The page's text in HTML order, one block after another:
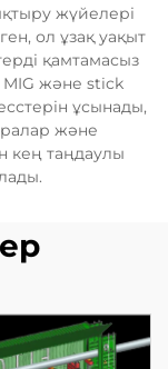
жүйелері
ол ұзақ уақыт
қамтамасыз
MIG және stick
ұсынады,
және
кең таңдаулы